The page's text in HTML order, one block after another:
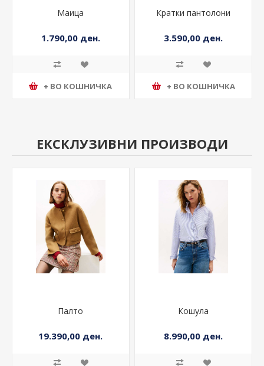
Маица
1.790,00 ден.
+ ВО КОШНИЧКА
Кратки пантолони
3.590,00 ден.
+ ВО КОШНИЧКА
ЕКСКЛУЗИВНИ ПРОИЗВОДИ
Палто
19.390,00 ден.
Кошула
8.990,00 ден.